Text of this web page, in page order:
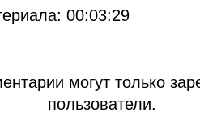
: 00:03:29
могут только
пользователи.